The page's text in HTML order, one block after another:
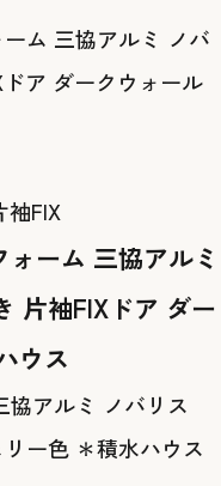
FIX
ーム 三協アルミ
片袖FIXドア ダー
ウス